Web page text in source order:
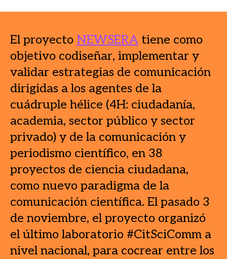
El proyecto NEWSERA tiene como
objetivo codiseñar, implementar y
validar estrategias de comunicación
dirigidas a los agentes de la
cuádruple hélice (4H: ciudadanía,
academia, sector público y sector
privado) y de la comunicación y
periodismo científico, en 38
proyectos de ciencia ciudadana,
como nuevo paradigma de la
comunicación científica. El pasado 3
de noviembre, el proyecto organizó
el último laboratorio #CitSciComm a
nivel nacional, para cocrear entre los